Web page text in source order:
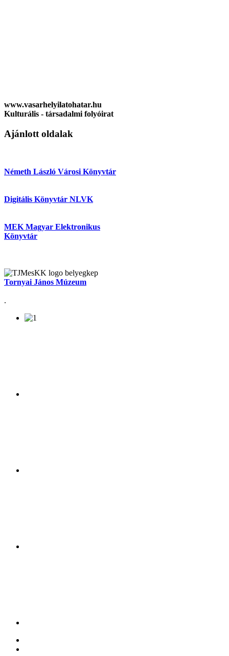
www.vasarhelyilatohatar.hu
Kulturális - társadalmi folyóirat
Ajánlott oldalak
Németh László Városi Könyvtár
Digitális Könyvtár NLVK
MEK Magyar Elektronikus
Könyvtár
Tornyai János Múzeum
.